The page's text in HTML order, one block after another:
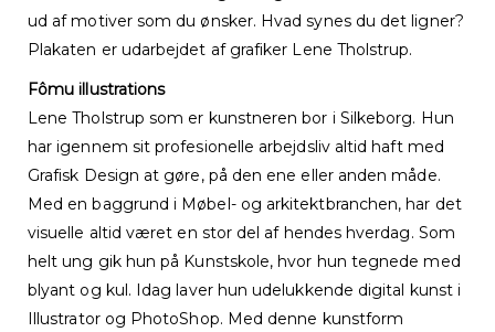
ud af motiver som du ønsker. Hvad synes du det ligner?
Plakaten er udarbejdet af grafiker Lene Tholstrup.
Fômu illustrations
Lene Tholstrup som er kunstneren bor i Silkeborg. Hun
har igennem sit profesionelle arbejdsliv altid haft med
Grafisk Design at gøre, på den ene eller anden måde.
Med en baggrund i Møbel- og arkitektbranchen, har det
visuelle altid været en stor del af hendes hverdag. Som
helt ung gik hun på Kunstskole, hvor hun tegnede med
blyant og kul. Idag laver hun udelukkende digital kunst i
Illustrator og PhotoShop. Med denne kunstform